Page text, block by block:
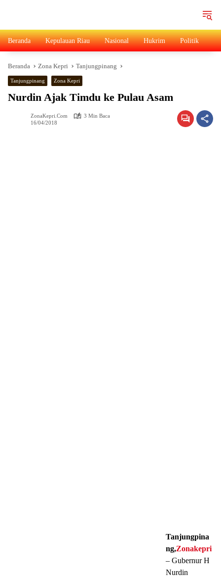
Beranda Kepulauan Riau Nasional Hukrim Politik
Beranda Zona Kepri Tanjungpinang
Tanjungpinang Zona Kepri
Nurdin Ajak Timdu ke Pulau Asam
ZonaKepri.com
3 Min Baca
16/04/2018
Tanjungpina
ng,Zonakepri
– Gubernur H
Nurdin